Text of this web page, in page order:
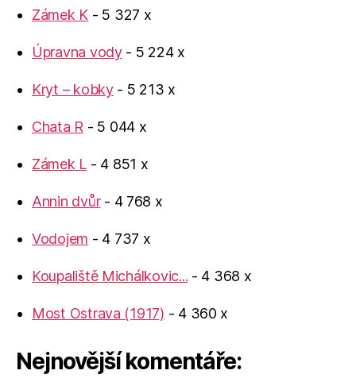
Zámek K - 5 327 x
Úpravna vody- 5 224 x
Kryt – kobky- 5 213 x
Chata R - 5 044 x
Zámek L - 4 851 x
Annin dvůr- 4 768 x
Vodojem - 4 737 x
Koupaliště Michálkovic... - 4 368 x
Most Ostrava (1917) - 4 360 x
Nejnovější komentáře: